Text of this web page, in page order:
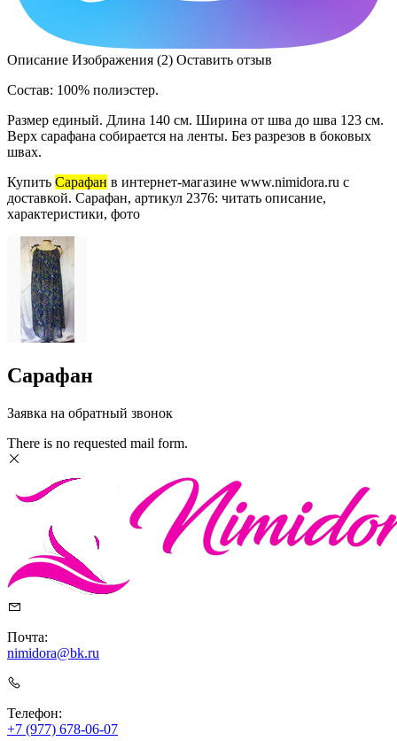
Описание Изображения (2) Оставить отзыв
Состав: 100% полиэстер.
Размер единый. Длина 140 см. Ширина от шва до шва 123 см.
Верх сарафана собирается на ленты. Без разрезов в боковых
швах.
Купить Сарафан в интернет-магазине www.nimidora.ru с
доставкой. Сарафан, артикул 2376: читать описание,
характеристики, фото
Сарафан
Заявка на обратный звонок
There is no requested mail form.
Почта:
nimidora@bk.ru
Телефон:
+7 (977) 678-06-07